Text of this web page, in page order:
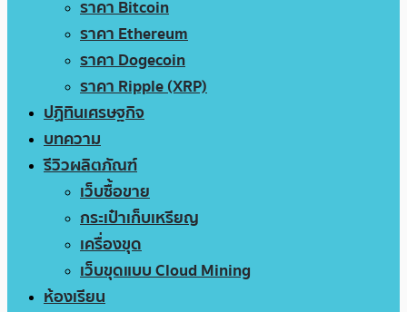
ราคา Bitcoin
ราคา Ethereum
ราคา Dogecoin
ราคา Ripple (XRP)
ปฏิทินเศรษฐกิจ
บทความ
รีวิวผลิตภัณฑ์
เว็บซื้อขาย
กระเป๋าเก็บเหรียญ
เครื่องขุด
เว็บขุดแบบ Cloud Mining
ห้องเรียน